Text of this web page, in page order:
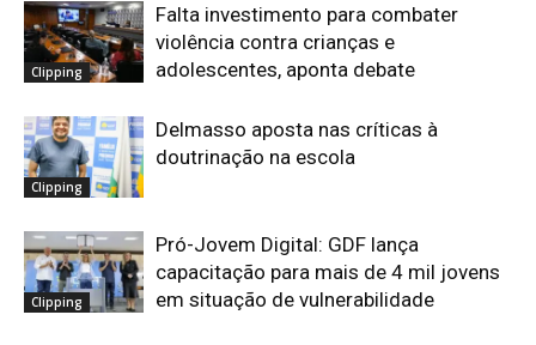
Clipping
Falta investimento para combater
violência contra crianças e
adolescentes, aponta debate
Clipping
Delmasso aposta nas críticas à
doutrinação na escola
Clipping
Pró-Jovem Digital: GDF lança
capacitação para mais de 4 mil jovens
em situação de vulnerabilidade